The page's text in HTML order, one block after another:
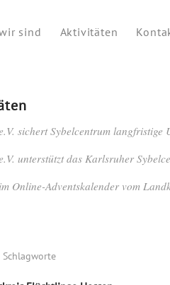
sind Aktivitäten
sichert Sybelcentrum langfristige
unterstützt das Karlsruher
Online-Adventskalender vom
Schlagworte